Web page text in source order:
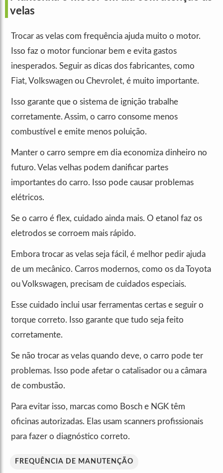
velas
Trocar as velas com frequência ajuda muito o motor.
Isso faz o motor funcionar bem e evita gastos
inesperados. Seguir as dicas dos fabricantes, como
Fiat, Volkswagen ou Chevrolet, é muito importante.
Isso garante que o sistema de ignição trabalhe
corretamente. Assim, o carro consome menos
combustível e emite menos poluição.
Manter o carro sempre em dia economiza dinheiro no
futuro. Velas velhas podem danificar partes
importantes do carro. Isso pode causar problemas
elétricos.
Se o carro é flex, cuidado ainda mais. O etanol faz os
eletrodos se corroem mais rápido.
Embora trocar as velas seja fácil, é melhor pedir ajuda
de um mecânico. Carros modernos, como os da Toyota
ou Volkswagen, precisam de cuidados especiais.
Esse cuidado inclui usar ferramentas certas e seguir o
torque correto. Isso garante que tudo seja feito
corretamente.
Se não trocar as velas quando deve, o carro pode ter
problemas. Isso pode afetar o catalisador ou a câmara
de combustão.
Para evitar isso, marcas como Bosch e NGK têm
oficinas autorizadas. Elas usam scanners profissionais
para fazer o diagnóstico correto.
FREQUÊNCIA DE MANUTENÇÃO